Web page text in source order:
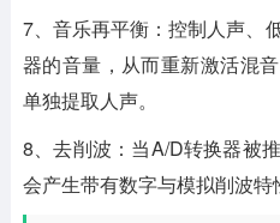
7、音乐再平衡：控制人声、
器的音量，从而重新激活混
单独提取人声。
8、去削波：当A/D转换器被
会产生带有数字与模拟削波特